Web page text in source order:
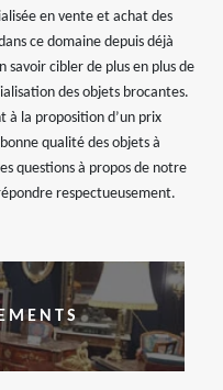
en vente et achat des
ce domaine depuis déjà
savoir cibler de plus en plus de
des objets brocantes.
à la proposition d’un prix
qualité des objets à
questions à propos de notre
respectueusement.